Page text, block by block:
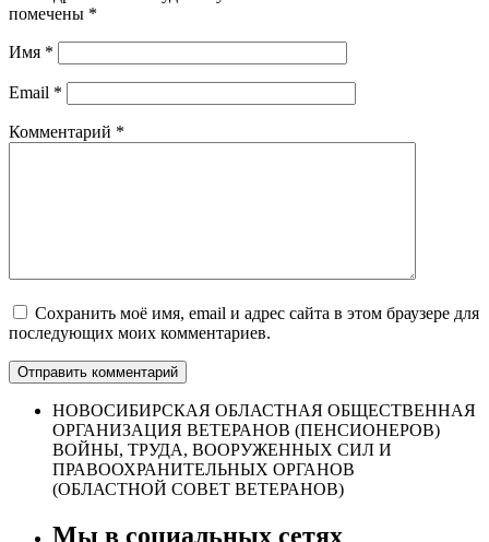
помечены *
Имя *
Email *
Комментарий *
Сохранить моё имя, email и адрес сайта в этом браузере для
последующих моих комментариев.
НОВОСИБИРСКАЯ ОБЛАСТНАЯ ОБЩЕСТВЕННАЯ
ОРГАНИЗАЦИЯ ВЕТЕРАНОВ (ПЕНСИОНЕРОВ)
ВОЙНЫ, ТРУДА, ВООРУЖЕННЫХ СИЛ И
ПРАВООХРАНИТЕЛЬНЫХ ОРГАНОВ
(ОБЛАСТНОЙ СОВЕТ ВЕТЕРАНОВ)
Мы в социальных сетях